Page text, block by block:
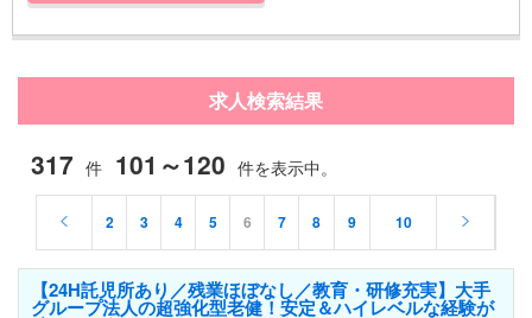
求人検索結果
317 件 101～120 件を表示中。
2 3 4 5 6 7 8 9 10
【24H託児所あり／残業ほぼなし／教育・研修充実】大手
グループ法人の超強化型老健！安定＆ハイレベルな経験が